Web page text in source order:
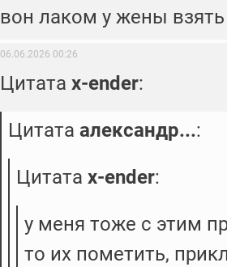
вон лаком у жены взять
06.06.2026 00:26
Цитата x-ender:
Цитата александр...:
Цитата x-ender:
у меня тоже с этим
то их пометить,